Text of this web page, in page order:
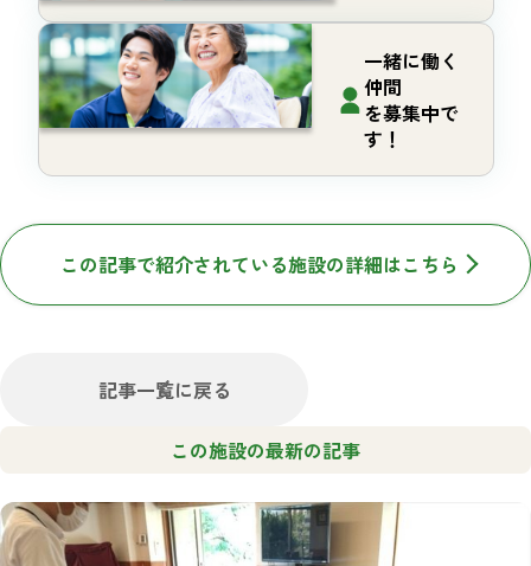
一緒に働く
仲間
を募集中で
す！
この記事で紹介されている施設の詳細はこちら
記事一覧に戻る
この施設の最新の記事